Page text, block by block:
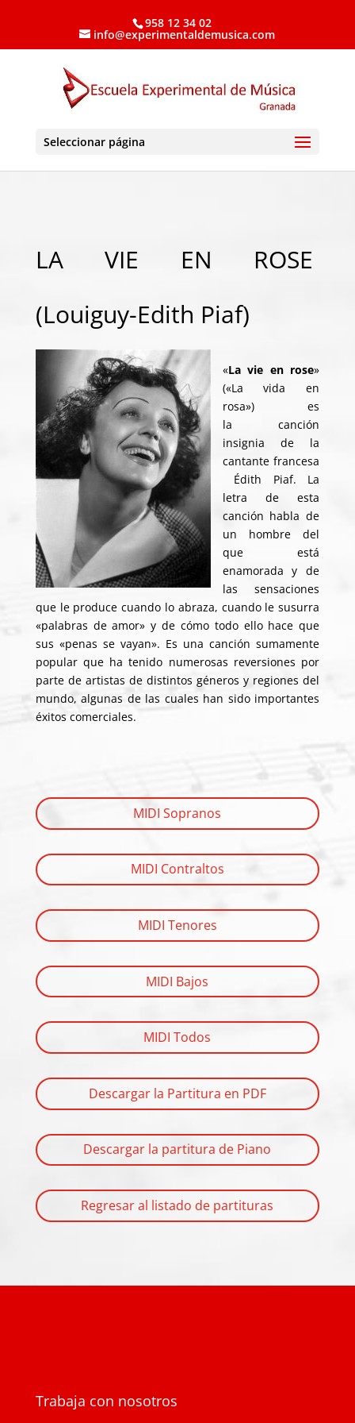
958 12 34 02
info@experimentaldemusica.com
Seleccionar página
LA VIE EN ROSE
(Louiguy-Edith Piaf)
«La vie en rose»
(«La vida en
rosa») es
la canción
insignia de la
cantante francesa
Édith Piaf. La
letra de esta
canción habla de
un hombre del
que está
enamorada y de
las sensaciones
que le produce cuando lo abraza, cuando le susurra
«palabras de amor» y de cómo todo ello hace que
sus «penas se vayan». Es una canción sumamente
popular que ha tenido numerosas reversiones por
parte de artistas de distintos géneros y regiones del
mundo, algunas de las cuales han sido importantes
éxitos comerciales.
MIDI Sopranos
MIDI Contraltos
MIDI Tenores
MIDI Bajos
MIDI Todos
Descargar la Partitura en PDF
Descargar la partitura de Piano
Regresar al listado de partituras
Trabaja con nosotros